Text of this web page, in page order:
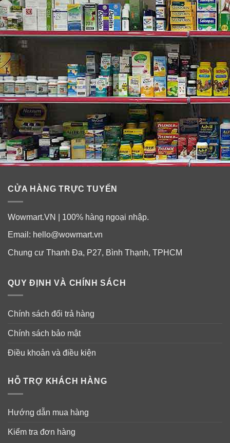
nám Dr Pepti+ Intensive Cream
Hướng dẫn sử dụng kem trị nám nâng cơ
CỬA HÀNG TRỰC TUYẾN
Wowmart.VN | 100% hàng ngoại nhập.
Email: hello@wowmart.vn
Chung cư Thanh Đa, P27, Bình Thạnh, TPHCM
QUY ĐỊNH VÀ CHÍNH SÁCH
Chính sách đổi trả hàng
Chính sách bảo mật
Điều khoản và điều kiện
HỖ TRỢ KHÁCH HÀNG
Hướng dẫn mua hàng
Kiểm tra đơn hàng